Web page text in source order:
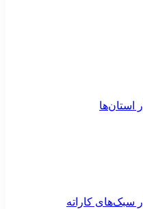
استان‌ها
سبک‌های کاراته